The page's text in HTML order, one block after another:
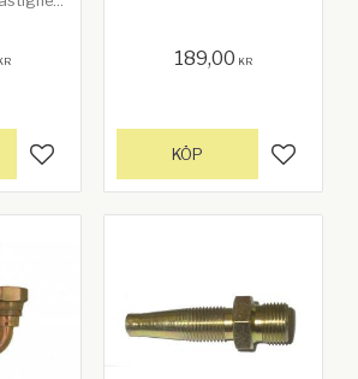
Lägg till i favoriter
189,00 KR
Lägg
KÖP